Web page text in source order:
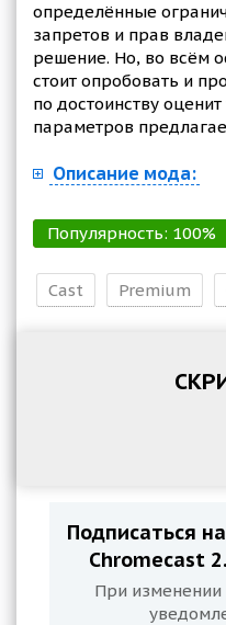
определённые
запретов и прав
решение. Но, во всём
стоит опробовать и
по достоинству
параметров
Описание мода:
Популярность: 100%
Cast Premium
Подписаться
Chromecast
При изменении